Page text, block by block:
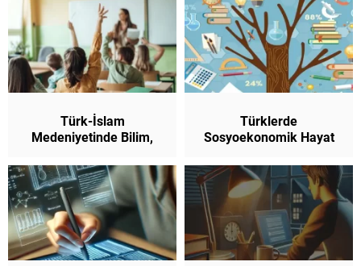
Türk-İslam
Medeniyetinde Bilim,
10. Sınıf Tarih (Yeni
Müfredat)
Türklerde
Sosyoekonomik Hayat
Tarih (Yeni Müfredat)